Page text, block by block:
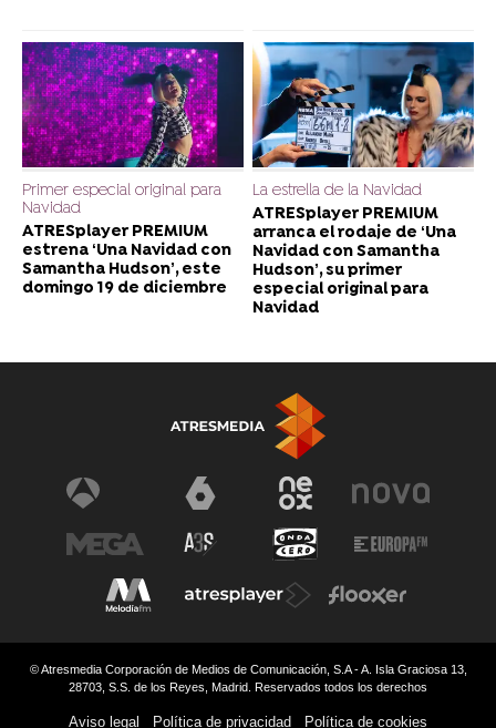
Primer especial original para
Navidad
ATRESplayer PREMIUM
estrena ‘Una Navidad con
Samantha Hudson’, este
domingo 19 de diciembre
La estrella de la Navidad
ATRESplayer PREMIUM
arranca el rodaje de ‘Una
Navidad con Samantha
Hudson’, su primer
especial original para
Navidad
© Atresmedia Corporación de Medios de Comunicación, S.A - A. Isla Graciosa 13,
28703, S.S. de los Reyes, Madrid. Reservados todos los derechos
Aviso legal Política de privacidad Política de cookies